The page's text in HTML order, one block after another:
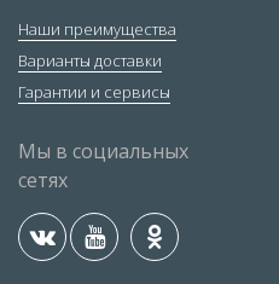
Наши преимущества
Варианты доставки
Гарантии и сервисы
Мы в социальных
сетях